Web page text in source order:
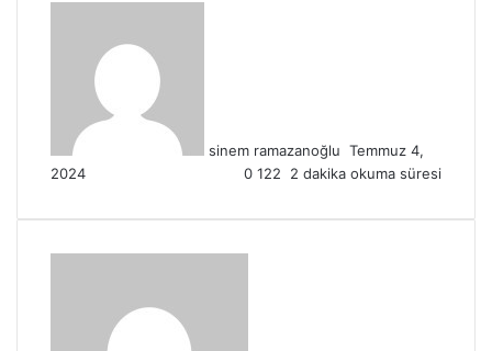
sinem ramazanoğlu Temmuz 4,
2024
0 122 2 dakika okuma süresi